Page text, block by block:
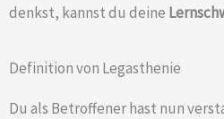
denkst, kannst du deine
Definition von Legasthenie
Du als Betroffener hast nun